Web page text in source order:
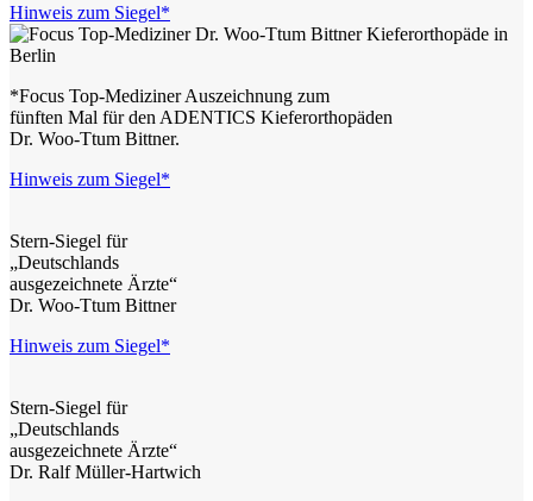
Hinweis zum Siegel*
*Focus Top-Mediziner Auszeichnung zum
fünften Mal für den ADENTICS Kieferorthopäden
Dr. Woo-Ttum Bittner.
Hinweis zum Siegel*
Stern-Siegel für
„Deutschlands
ausgezeichnete Ärzte“
Dr. Woo-Ttum Bittner
Hinweis zum Siegel*
Stern-Siegel für
„Deutschlands
ausgezeichnete Ärzte“
Dr. Ralf Müller-Hartwich